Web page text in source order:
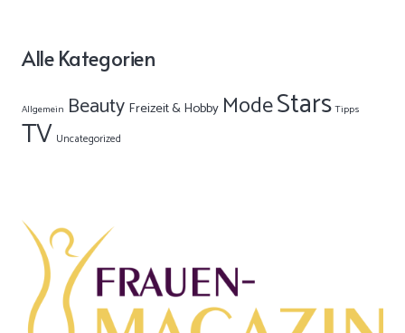
Alle Kategorien
Allgemein Beauty Freizeit & Hobby ModeStars Tipps
TV Uncategorized